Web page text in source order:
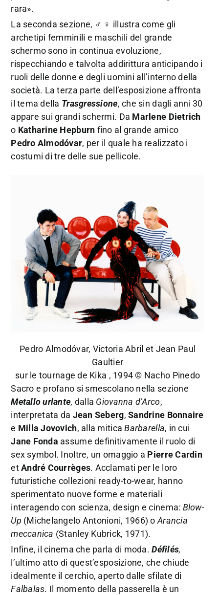
rara».
La seconda sezione, ♂ ♀️ illustra come gli
archetipi femminili e maschili del grande
schermo sono in continua evoluzione,
rispecchiando e talvolta addirittura anticipando i
ruoli delle donne e degli uomini all’interno della
società. La terza parte dell’esposizione affronta
il tema della Trasgressione, che sin dagli anni 30
appare sui grandi schermi. Da Marlene Dietrich
o Katharine Hepburn fino al grande amico
Pedro Almodóvar, per il quale ha realizzato i
costumi di tre delle sue pellicole.
Pedro Almodóvar, Victoria Abril et Jean Paul
Gaultier
sur le tournage de Kika , 1994 © Nacho Pinedo
Sacro e profano si smescolano nella sezione
Metallo urlante, dalla Giovanna d’Arco,
interpretata da Jean Seberg,Sandrine Bonnaire
e Milla Jovovich, alla miticaBarbarella, in cui
Jane Fonda assume definitivamente il ruolo di
sex symbol. Inoltre, un omaggio a Pierre Cardin
etAndré Courrèges. Acclamati per le loro
futuristiche collezioni ready-to-wear, hanno
sperimentato nuove forme e materiali
interagendo con scienza, design e cinema: Blow-
Up (Michelangelo Antonioni, 1966) oArancia
meccanica (Stanley Kubrick, 1971).
Infine, il cinema che parla di moda.Défilés,
l’ultimo atto di quest’esposizione, che chiude
idealmente il cerchio, aperto dalle sfilate di
Falbalas. Il momento della passerella è un